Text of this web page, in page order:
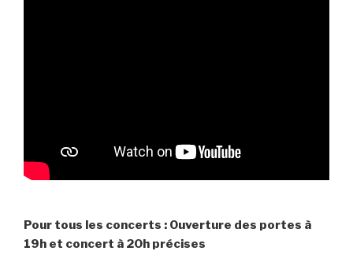
Pour tous les concerts : Ouverture des portes à
19h et concert à 20h précises